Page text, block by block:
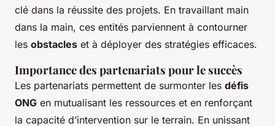
clé dans la réussite des projets. En travaillant main
dans la main, ces entités parviennent à contourner
les obstacles et à déployer des stratégies efficaces.
Importance des partenariats pour le succès
Les partenariats permettent de surmonter les défis
ONG en mutualisant les ressources et en renforçant
la capacité d’intervention sur le terrain. En unissant